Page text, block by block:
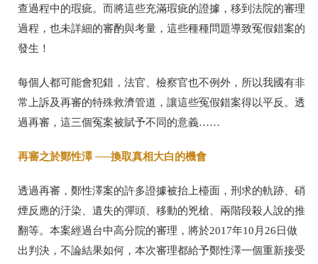
查過程中的瑕疵。而將這些充滿瑕疵的證據，移到法院的審理
過程，也未詳細的審酌與考量，這些種種問題導致冤假錯案的
發生！
每個人都可能會犯錯，法官、檢察官也不例外，所以我國有非
常上訴及再審的特殊救濟管道，讓這些冤假錯案得以平反。透
過再審，這三個冤案被賦予不同的意義……
再審之於鄭性澤 ──換取真相大白的機會
透過再審，鄭性澤案的許多證據被抬上檯面，刑求的軌跡、硝
煙反應的汙染、遺失的彈頭、移動的兇槍、兩階段殺人說的推
翻等。本案經過台中高分院的審理，將於2017年10月26日做
出判決，不論結果如何，本次審理都給予鄭性澤一個重新接受